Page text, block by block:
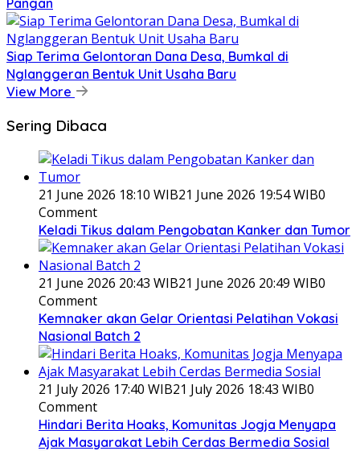
Pangan
Siap Terima Gelontoran Dana Desa, Bumkal di
Nglanggeran Bentuk Unit Usaha Baru
View More
Sering Dibaca
21 June 2026 18:10 WIB21 June 2026 19:54 WIB0
Comment
Keladi Tikus dalam Pengobatan Kanker dan Tumor
21 June 2026 20:43 WIB21 June 2026 20:49 WIB0
Comment
Kemnaker akan Gelar Orientasi Pelatihan Vokasi
Nasional Batch 2
21 July 2026 17:40 WIB21 July 2026 18:43 WIB0
Comment
Hindari Berita Hoaks, Komunitas Jogja Menyapa
Ajak Masyarakat Lebih Cerdas Bermedia Sosial